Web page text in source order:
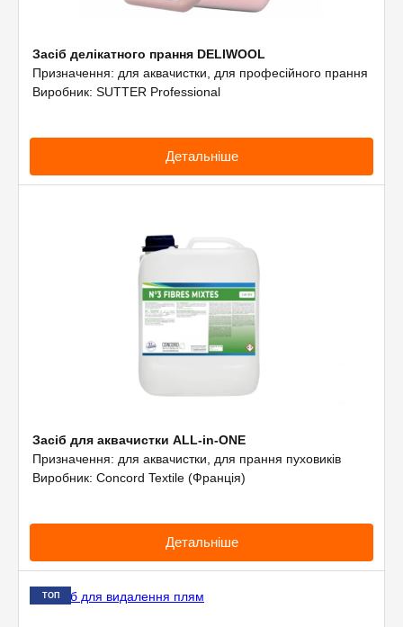
Засіб делікатного прання DELIWOOL
Призначення: для аквачистки, для професійного прання
Виробник: SUTTER Professional
Детальніше
Засіб для аквачистки ALL-in-ONE
Призначення: для аквачистки, для прання пуховиків
Виробник: Concord Textile (Франція)
Детальніше
ТОП